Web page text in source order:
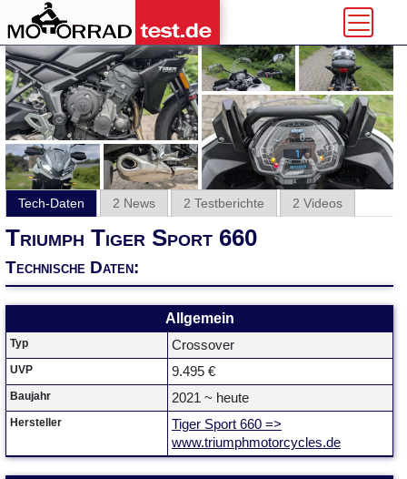
Tech-Daten 2 News 2 Testberichte 2 Videos
Triumph Tiger Sport 660
Technische Daten:
Allgemein
Typ Crossover
UVP 9.495 €
Baujahr 2021 ~ heute
Hersteller
Tiger Sport 660 =>
www.triumphmotorcycles.de